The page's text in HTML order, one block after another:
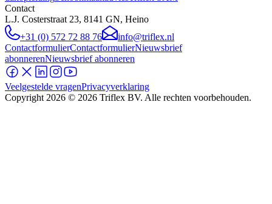
Contact
L.J. Costerstraat 23, 8141 GN, Heino
+31 (0) 572 72 88 76
info@triflex.nl
ContactformulierContactformulierNieuwsbrief
abonnerenNieuwsbrief abonneren
Veelgestelde vragenPrivacyverklaring
Copyright 2026 © 2026 Triflex BV. Alle rechten voorbehouden.